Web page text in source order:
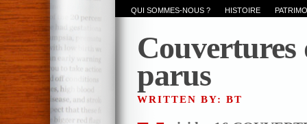
QUI SOMMES-NOUS ?
HISTOIRE
Couvertures
parus
WRITTEN BY: BT